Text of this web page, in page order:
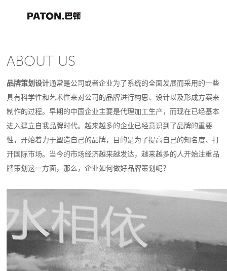
ABOUT US
品牌策划设计通常是公司或者企业为了系统的全面发展而采用的一些
具有科学性和艺术性来对公司的品牌进行构思、设计以及形成方案来
制作的过程。早期的中国企业主要是代理加工生产，而现在已经基本
进入建立自我品牌时代。越来越多的企业已经意识到了品牌的重要
性，开始着力于塑造自己的品牌，目的是为了提高自己的知名度、打
开国际市场。当今的市场经济越来越发达，越来越多的人开始注重品
牌策划这一方面，那么，企业如何做好品牌策划呢？